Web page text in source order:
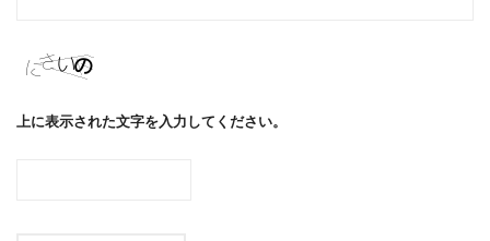
上に表示された文字を入力してください。